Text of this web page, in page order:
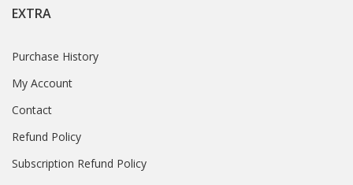
EXTRA
Purchase History
My Account
Contact
Refund Policy
Subscription Refund Policy